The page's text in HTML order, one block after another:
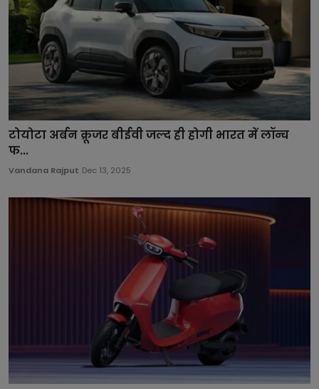
टोयोटा अर्बन क्रूजर बीईवी जल्द ही होगी भारत में लॉन्च
फ...
Vandana Rajput Dec 13, 2025